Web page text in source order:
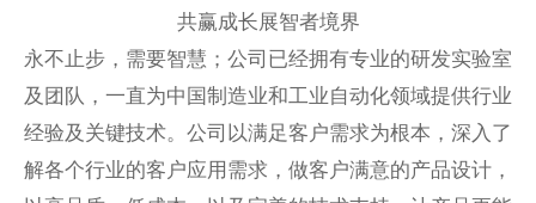
共赢成长展智者境界
永不止步，需要智慧；公司已经拥有专业的研发实验室
及团队，一直为中国制造业和工业自动化领域提供行业
经验及关键技术。公司以满足客户需求为根本，深入了
解各个行业的客户应用需求，做客户满意的产品设计，